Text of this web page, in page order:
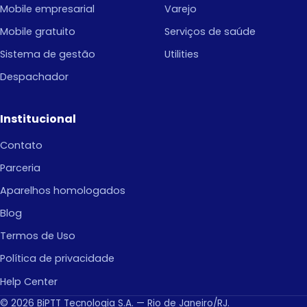
Mobile empresarial
Mobile gratuito
Sistema de gestão
Despachador
Varejo
Serviços de saúde
Utilities
Institucional
Contato
Parceria
Aparelhos homologados
Blog
Termos de Uso
Política de privacidade
Help Center
© 2026 BiPTT Tecnologia S.A. — Rio de Janeiro/RJ.